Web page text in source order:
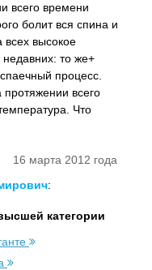
всего времени
болит вся спина и
всех высокое
то же+
процесс.
всего
Что
16 марта 2012 года
:
категории